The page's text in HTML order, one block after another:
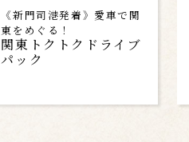
《新門司港発着》愛車で関
東をめぐる！
関東トクトクドライブ
パック